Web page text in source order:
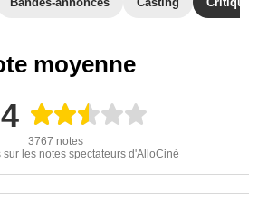
moyenne
3767 notes
sur les notes spectateurs d'AlloCiné